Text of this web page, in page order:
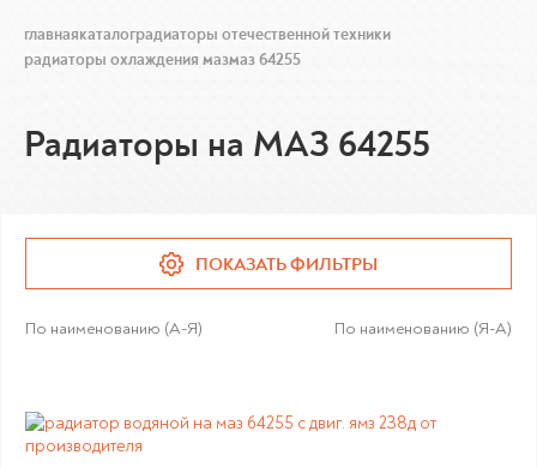
главнаякаталоградиаторы отечественной техники
радиаторы охлаждения мазмаз 64255
Радиаторы на МАЗ 64255
ПОКАЗАТЬ ФИЛЬТРЫ
По наименованию (А-Я) По наименованию (Я-А)